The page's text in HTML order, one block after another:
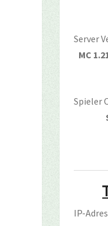
Server
MC
Spieler
IP-